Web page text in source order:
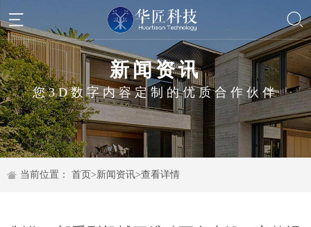
新闻资讯
您3D数字内容定制的优质合作伙伴
当前位置： 首页>新闻资讯>查看详情